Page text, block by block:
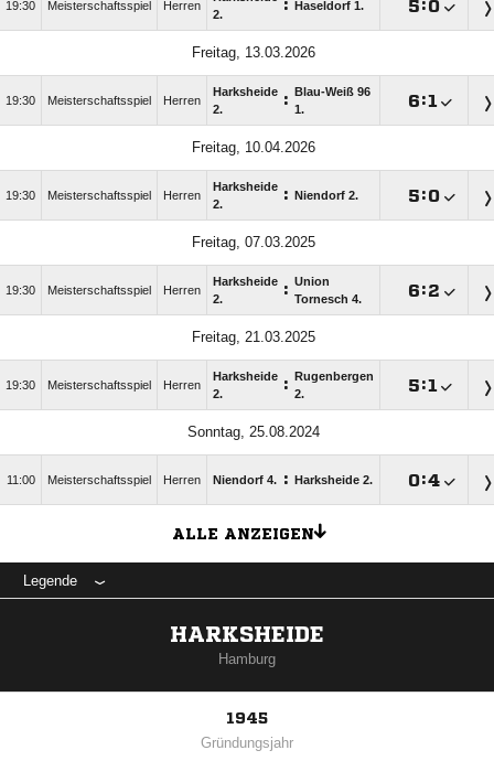
19:30 Meisterschaftsspiel Herren
2.
: Haseldorf 1. :
Freitag, 13.03.2026
19:30 Meisterschaftsspiel Herren
Harksheide
2.
:
Blau-Weiß 96
1.
:
Freitag, 10.04.2026
19:30 Meisterschaftsspiel Herren
Harksheide
2.
: Niendorf 2. :
Freitag, 07.03.2025
19:30 Meisterschaftsspiel Herren
Harksheide
2.
: Union
Tornesch 4.
:
Freitag, 21.03.2025
19:30 Meisterschaftsspiel Herren
Harksheide
2.
:
Rugenbergen
2.
:
Sonntag, 25.08.2024
11:00 Meisterschaftsspiel Herren Niendorf 4. : Harksheide 2. :
ALLE ANZEIGEN
Legende
HARKSHEIDE
Hamburg
1945
Gründungsjahr